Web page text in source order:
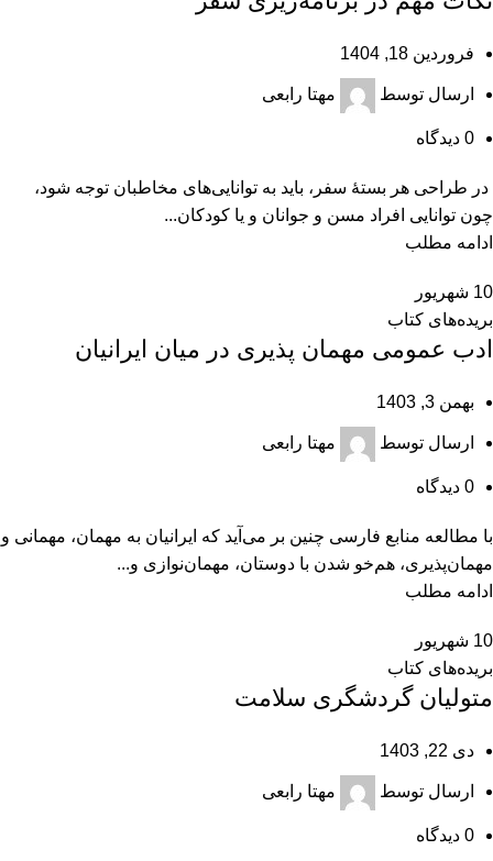
فروردین 18, 1404
ارسال توسط مهتا رابعی
0 دیدگاه
در طراحی هر بستۀ سفر، باید به توانایی‌های مخاطبان توجه شود،
چون توانایی افراد مسن و جوانان و یا کودکان...
ادامه مطلب
10 شهریور
بریده‌های کتاب
ادب عمومی مهمان‌ پذیری در میان ایرانیان
بهمن 3, 1403
ارسال توسط مهتا رابعی
0 دیدگاه
با مطالعه منابع فارسی چنین بر می‌آید که ایرانیان به مهمان، مهمانی و
مهمان‌پذیری، هم‌خو شدن با دوستان، مهمان‌نوازی و...
ادامه مطلب
10 شهریور
بریده‌های کتاب
متولیان گردشگری سلامت
دی 22, 1403
ارسال توسط مهتا رابعی
0 دیدگاه